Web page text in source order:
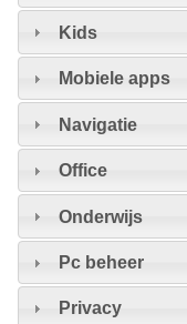
Kids
Mobiele apps
Navigatie
Office
Onderwijs
Pc beheer
Privacy